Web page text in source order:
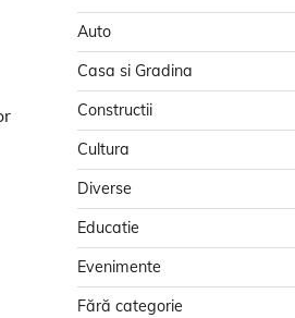
Auto
Casa si Gradina
Constructii
Cultura
Diverse
Educatie
Evenimente
Fără categorie